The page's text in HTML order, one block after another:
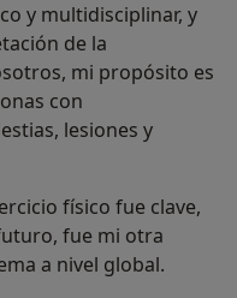
y multidisciplinar, y
de la
mi propósito es
con
lesiones y
físico fue clave,
fue mi otra
a nivel global.